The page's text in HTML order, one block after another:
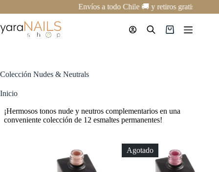
al
contenido
Envíos a todo Chile 🚚 y retiros gratis en
Carro
Colección Nudes & Neutrals
Inicio
¡Hermosos tonos nude y neutros complementarios en una
conveniente colección de 12 esmaltes permanentes!
Agotado